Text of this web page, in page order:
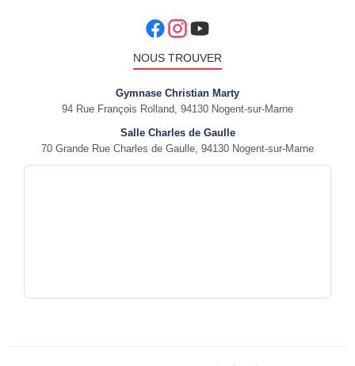
NOUS TROUVER
Gymnase Christian Marty
94 Rue François Rolland, 94130 Nogent-sur-Marne
Salle Charles de Gaulle
70 Grande Rue Charles de Gaulle, 94130 Nogent-sur-Marne